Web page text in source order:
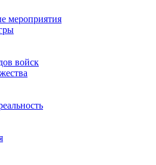
мероприятия
войск